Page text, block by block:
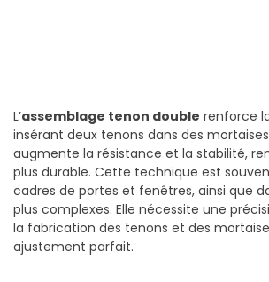
L’assemblage tenon double renforce
insérant deux tenons dans des
augmente la résistance et la stabilité,
plus durable. Cette technique est
cadres de portes et fenêtres, ainsi que
plus complexes. Elle nécessite une
la fabrication des tenons et des
ajustement parfait.